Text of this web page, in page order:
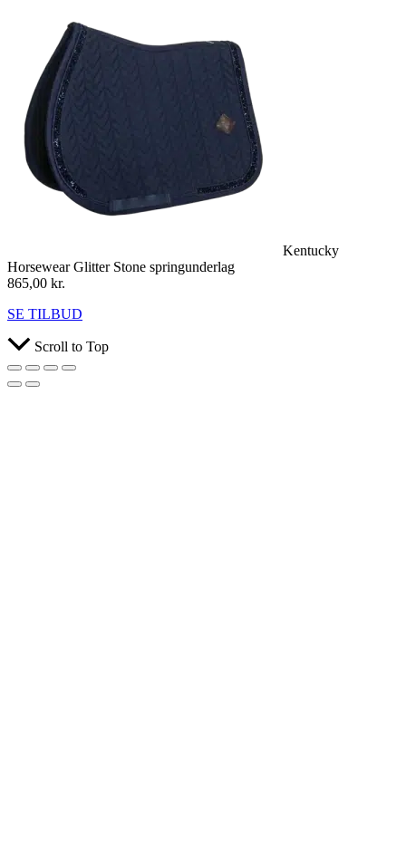
Kentucky
Horsewear Glitter Stone springunderlag
865,00 kr.
SE TILBUD
Scroll to Top